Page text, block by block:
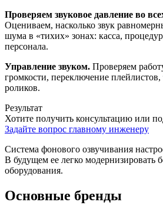
Проверяем звуковое давление во
Оцениваем, насколько звук
шума в «тихих» зонах: касса,
персонала.
Управление звуком. Проверяем
громкости, переключение
роликов.
Результат
Хотите получить консультацию или
Задайте вопрос главному инженеру
Система фонового озвучивания
В будущем ее легко модернизировать
оборудования.
Основные бренды